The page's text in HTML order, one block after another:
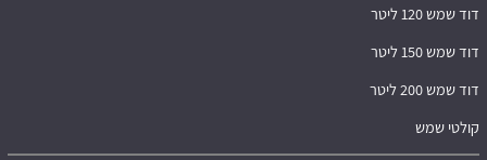
דוד שמש 120 ליטר
דוד שמש 150 ליטר
דוד שמש 200 ליטר
קולטי שמש